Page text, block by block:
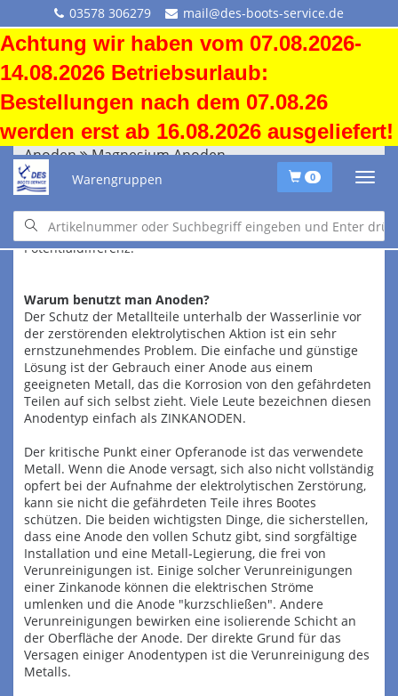
03578 306279 mail@des-boots-service.de
Achtung wir haben vom 07.08.2026-
14.08.2026 Betriebsurlaub:
Bestellungen nach dem 07.08.26
werden erst ab 16.08.2026 ausgeliefert!
Warengruppen 0
Anoden Magnesium Anoden
Magnesiumanoden wirken sinnvoll im Süß- u.
Brackwasser.
Sie haben eine gegenüber Zink u. Aluminium höhere
Potentialdifferenz.
Warum benutzt man Anoden?
Der Schutz der Metallteile unterhalb der Wasserlinie vor
der zerstörenden elektrolytischen Aktion ist ein sehr
ernstzunehmendes Problem. Die einfache und günstige
Lösung ist der Gebrauch einer Anode aus einem
geeigneten Metall, das die Korrosion von den gefährdeten
Teilen auf sich selbst zieht. Viele Leute bezeichnen diesen
Anodentyp einfach als ZINKANODEN.
Der kritische Punkt einer Opferanode ist das verwendete
Metall. Wenn die Anode versagt, sich also nicht vollständig
opfert bei der Aufnahme der elektrolytischen Zerstörung,
kann sie nicht die gefährdeten Teile ihres Bootes
schützen. Die beiden wichtigsten Dinge, die sicherstellen,
dass eine Anode den vollen Schutz gibt, sind sorgfältige
Installation und eine Metall-Legierung, die frei von
Verunreinigungen ist. Einige solcher Verunreinigungen
einer Zinkanode können die elektrischen Ströme
umlenken und die Anode "kurzschließen". Andere
Verunreinigungen bewirken eine isolierende Schicht an
der Oberfläche der Anode. Der direkte Grund für das
Versagen einiger Anodentypen ist die Verunreinigung des
Metalls.